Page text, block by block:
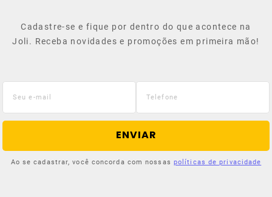
Cadastre-se e fique por dentro do que acontece na
Joli. Receba novidades e promoções em primeira mão!
ENVIAR
Ao se cadastrar, você concorda com nossas políticas de privacidade